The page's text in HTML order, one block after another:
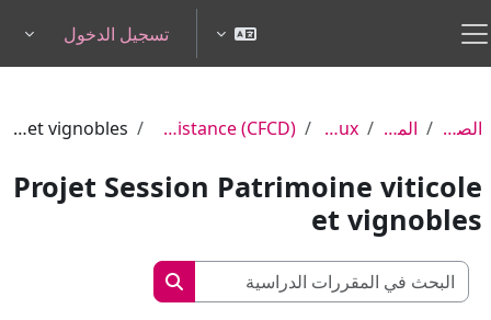
واجهة جانبية
تسجيل الدخول
الصفحة الرئيسية المقررات الدراسية Services centraux
Centre pour la formation continue et à distance (CFCD)
Projet Session Patrimoine viticole et vignobles
Projet Session Patrimoine viticole
et vignobles
البحث في المقررات
البحث في المقررات